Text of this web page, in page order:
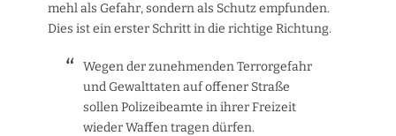
mehl als Gefahr, sondern als Schutz empfunden.
Dies ist ein erster Schritt in die richtige Richtung.
Wegen der zunehmenden Terrorgefahr
und Gewalttaten auf offener Straße
sollen Polizeibeamte in ihrer Freizeit
wieder Waffen tragen dürfen.